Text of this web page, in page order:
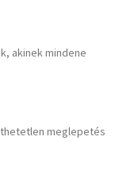
akinek mindene
meglepetés